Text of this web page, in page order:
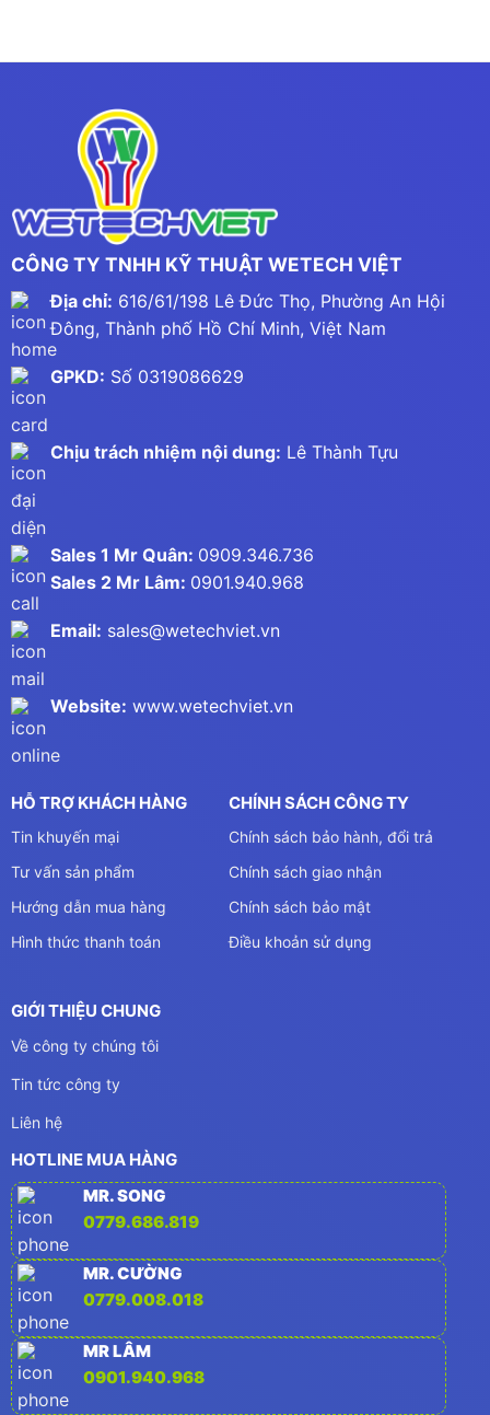
CÔNG TY TNHH KỸ THUẬT WETECH VIỆT
Địa chỉ: 616/61/198 Lê Đức Thọ, Phường An Hội
Đông, Thành phố Hồ Chí Minh, Việt Nam
GPKD: Số 0319086629
Chịu trách nhiệm nội dung: Lê Thành Tựu
Sales 1 Mr Quân: 0909.346.736
Sales 2 Mr Lâm: 0901.940.968
Email: sales@wetechviet.vn
Website: www.wetechviet.vn
HỖ TRỢ KHÁCH HÀNG
Tin khuyến mại
Tư vấn sản phẩm
Hướng dẫn mua hàng
Hình thức thanh toán
CHÍNH SÁCH CÔNG TY
Chính sách bảo hành, đổi trả
Chính sách giao nhận
Chính sách bảo mật
Điều khoản sử dụng
GIỚI THIỆU CHUNG
Về công ty chúng tôi
Tin tức công ty
Liên hệ
HOTLINE MUA HÀNG
MR. SONG
0779.686.819
MR. CƯỜNG
0779.008.018
MR LÂM
0901.940.968